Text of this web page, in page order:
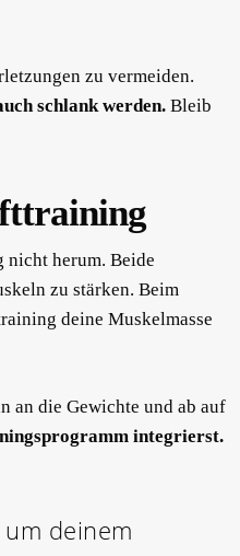
zu vermeiden.
schlank werden. Bleib
nicht herum. Beide
zu stärken. Beim
deine Muskelmasse
an die Gewichte und ab auf
integrierst.
deinem